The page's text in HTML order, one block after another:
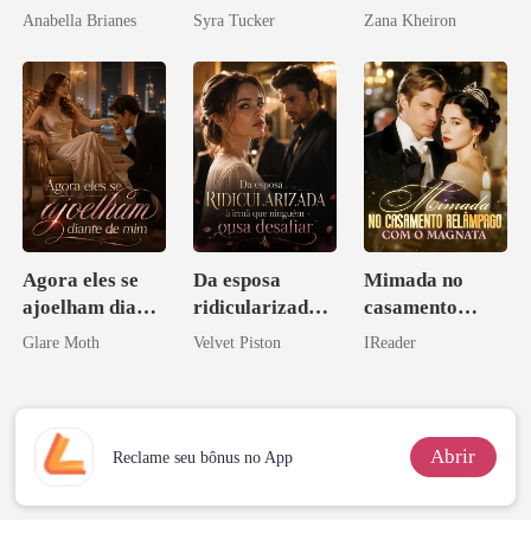
irmão
Anabella Brianes Syra Tucker Zana Kheiron
Agora eles se
ajoelham diante
de mim
Glare Moth
Da esposa
ridicularizada à
irmã que
Velvet Piston
Mimada no
casamento
relâmpago com
IReader
Reclame seu bônus no App Abrir